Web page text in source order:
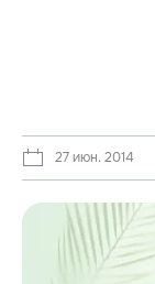
27 июн. 2014